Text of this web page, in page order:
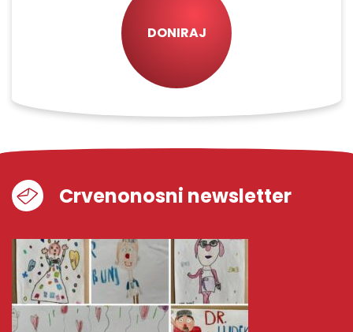
DONIRAJ
Crvenonosni newsletter